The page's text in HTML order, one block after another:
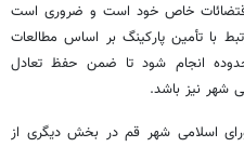
اقتضائات خاص خود است و ضروری است
با تأمین پارکینگ بر اساس مطالعات
انجام شود تا ضمن حفظ تعادل
شهر نیز باشد.
اسلامی شهر قم در بخش دیگری از